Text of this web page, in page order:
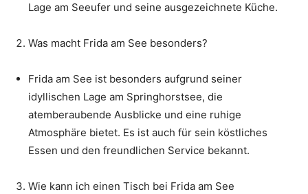
Lage am Seeufer und seine ausgezeichnete Küche.
Was macht Frida am See besonders?
Frida am See ist besonders aufgrund seiner
idyllischen Lage am Springhorstsee, die
atemberaubende Ausblicke und eine ruhige
Atmosphäre bietet. Es ist auch für sein köstliches
Essen und den freundlichen Service bekannt.
Wie kann ich einen Tisch bei Frida am See